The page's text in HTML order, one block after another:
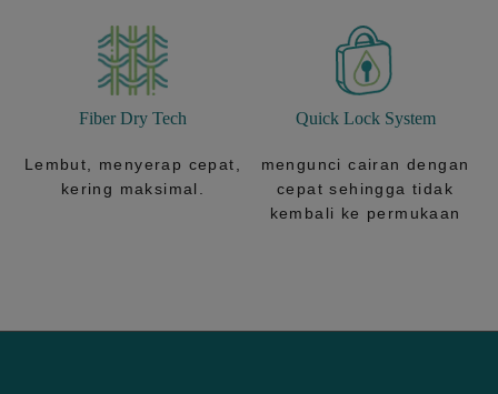
Fiber Dry Tech
Lembut, menyerap cepat,
kering maksimal.
Quick Lock System
mengunci cairan dengan
cepat sehingga tidak
kembali ke permukaan